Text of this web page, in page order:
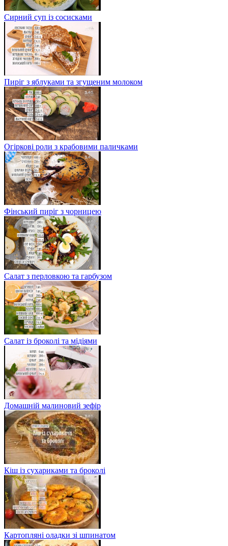
Сирний суп із сосисками
Пиріг з яблуками та згущеним молоком
Огіркові роли з крабовими паличками
Фінський пиріг з чорницею
Салат з перловкою та гарбузом
Салат із броколі та мідіями
Домашній малиновий зефір
Кіш із сухариками та броколі
Картопляні оладки зі шпинатом